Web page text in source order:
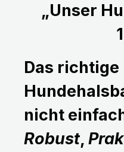
„Unser
Das richtige
nicht
Robust,